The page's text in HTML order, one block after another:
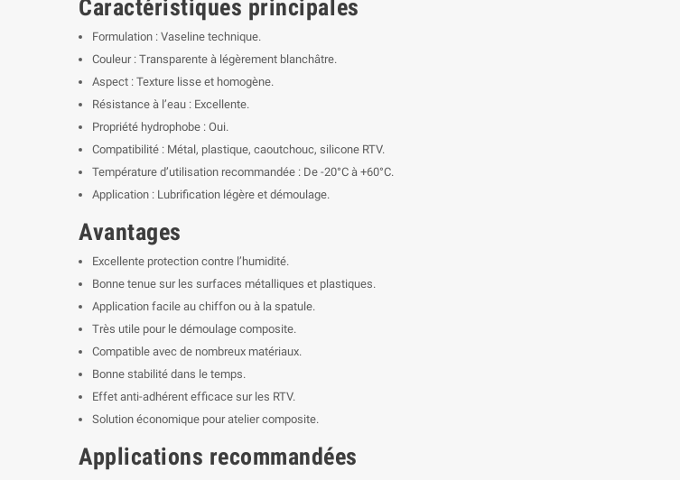
Caractéristiques principales
Formulation : Vaseline technique.
Couleur : Transparente à légèrement blanchâtre.
Aspect : Texture lisse et homogène.
Résistance à l’eau : Excellente.
Propriété hydrophobe : Oui.
Compatibilité : Métal, plastique, caoutchouc, silicone RTV.
Température d’utilisation recommandée : De -20°C à +60°C.
Application : Lubrification légère et démoulage.
Avantages
Excellente protection contre l’humidité.
Bonne tenue sur les surfaces métalliques et plastiques.
Application facile au chiffon ou à la spatule.
Très utile pour le démoulage composite.
Compatible avec de nombreux matériaux.
Bonne stabilité dans le temps.
Effet anti-adhérent efficace sur les RTV.
Solution économique pour atelier composite.
Applications recommandées